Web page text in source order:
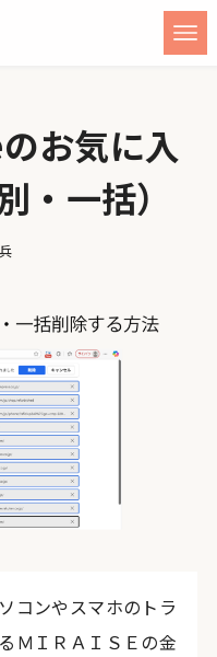
お気に入
・一括）
コンやスマホのトラ
ＭＩＲＡＩＳＥの金